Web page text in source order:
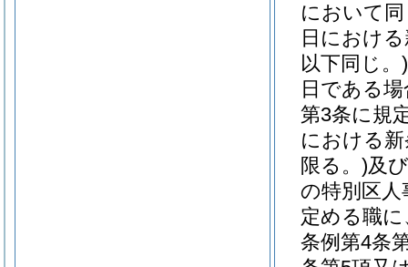
において
日におけ
以下同じ。)
日である
第3条に規
における
限る。)及
の特別区人
定める職
条例第4条